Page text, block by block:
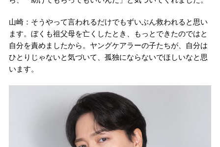
山崎：そうやって言われるだけでもずいぶん救われると思い
ます。ぼくも祖父母を亡くしたとき、もっとできたのではと
自分を責めましたから。ヤングケアラーの子たちが、自分は
ひとりじゃないと気づいて、孤独にならないでほしいなと思
います。